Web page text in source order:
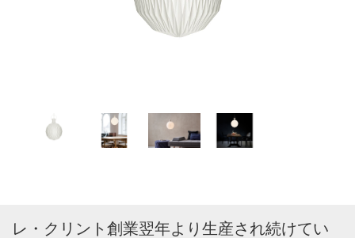
レ・クリント創業翌年より生産され続けてい